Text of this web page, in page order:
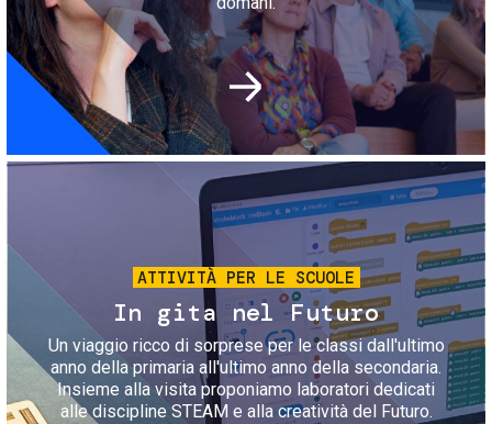
Immagine
ATTIVITÀ PER LE SCUOLE
In gita nel Futuro
Un viaggio ricco di sorprese per le classi dall'ultimo
anno della primaria all'ultimo anno della secondaria.
Insieme alla visita proponiamo laboratori dedicati
alle discipline STEAM e alla creatività del Futuro.